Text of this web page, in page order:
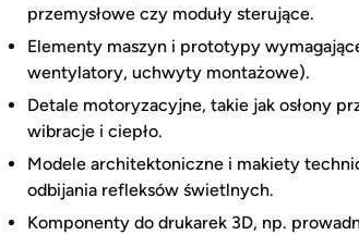
przemysłowe czy moduły sterujące.
Elementy maszyn i prototypy
wentylatory, uchwyty montażowe).
Detale motoryzacyjne, takie jak osłony
wibracje i ciepło.
Modele architektoniczne i makiety
odbijania refleksów świetlnych.
Komponenty do drukarek 3D, np.